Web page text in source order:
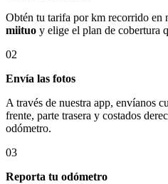
Obtén tu tarifa por km recorrido en
miituo y elige el plan de cobertura
02
Envía las fotos
A través de nuestra app, envíanos
frente, parte trasera y costados
odómetro.
03
Reporta tu odómetro